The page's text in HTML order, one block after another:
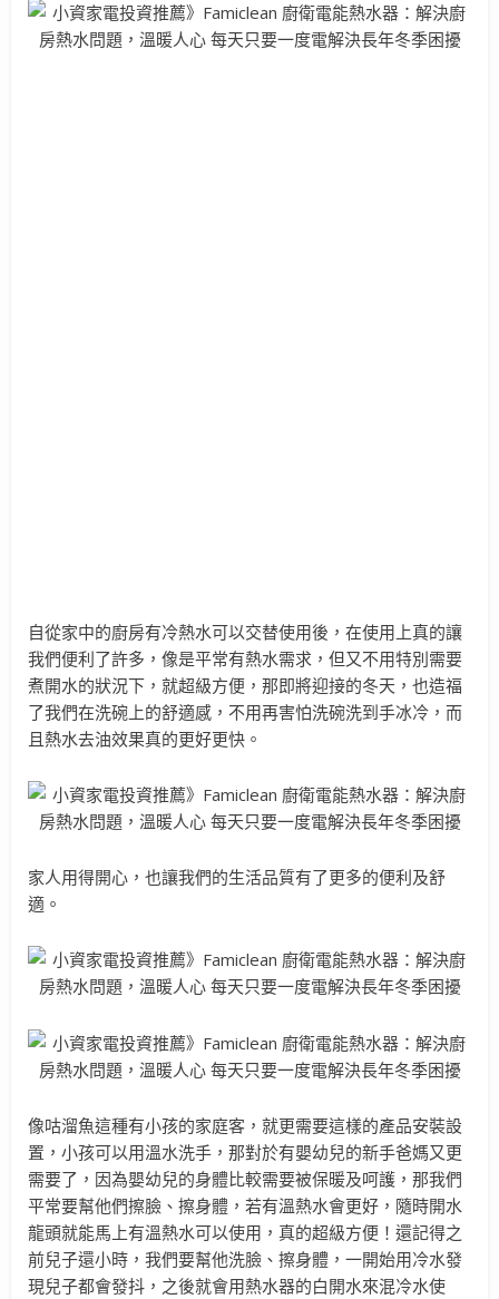
自從家中的廚房有冷熱水可以交替使用後，在使用上真的讓
我們便利了許多，像是平常有熱水需求，但又不用特別需要
煮開水的狀況下，就超級方便，那即將迎接的冬天，也造福
了我們在洗碗上的舒適感，不用再害怕洗碗洗到手冰冷，而
且熱水去油效果真的更好更快。
家人用得開心，也讓我們的生活品質有了更多的便利及舒
適。
像咕溜魚這種有小孩的家庭客，就更需要這樣的產品安裝設
置，小孩可以用溫水洗手，那對於有嬰幼兒的新手爸媽又更
需要了，因為嬰幼兒的身體比較需要被保暖及呵護，那我們
平常要幫他們擦臉、擦身體，若有溫熱水會更好，隨時開水
龍頭就能馬上有溫熱水可以使用，真的超級方便！還記得之
前兒子還小時，我們要幫他洗臉、擦身體，一開始用冷水發
現兒子都會發抖，之後就會用熱水器的白開水來混冷水使